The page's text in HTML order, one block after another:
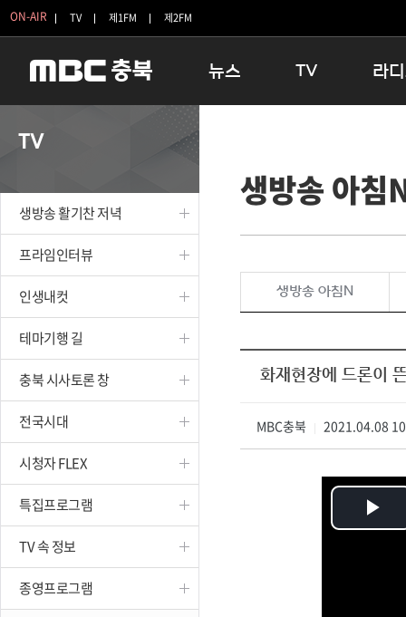
ON-AIR TV 제1FM 제2FM
뉴스
보은
옥천
TV
인생내컷
테마기행 길
시청자 FLEX
특집프로그램
종영프로그램
라
16:00
우리 고
TV
생방송 활기찬 저녁
프라임인터뷰
인생내컷
테마기행 길
충북 시사토론 창
전국시대
시청자 FLEX
특집프로그램
TV 속 정보
종영프로그램
생방송 아침
생방송 아침N
화재현장에 드론이
MBC충북 2021.04.08